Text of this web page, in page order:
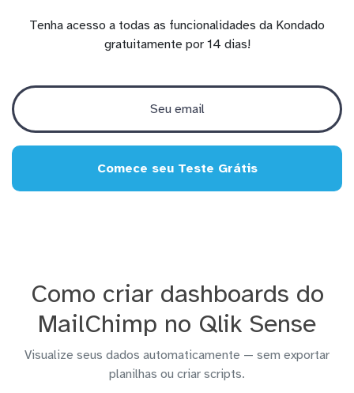
Tenha acesso a todas as funcionalidades da Kondado
gratuitamente por 14 dias!
Comece seu Teste Grátis
Como criar dashboards do
MailChimp no Qlik Sense
Visualize seus dados automaticamente — sem exportar
planilhas ou criar scripts.